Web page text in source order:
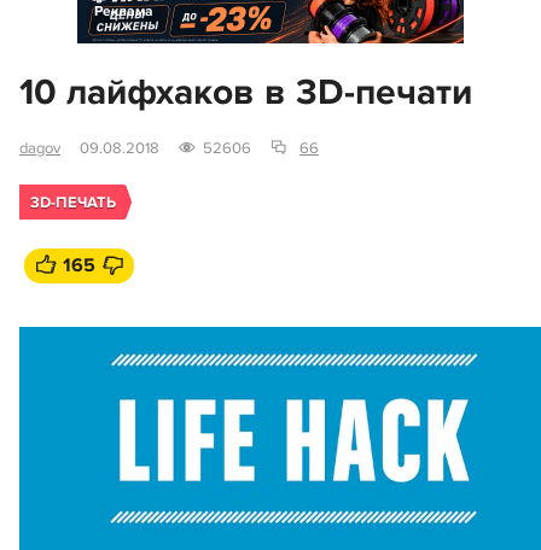
Реклама
10 лайфхаков в 3D-печати
dagov 09.08.2018 52606 66
3D-ПЕЧАТЬ
165